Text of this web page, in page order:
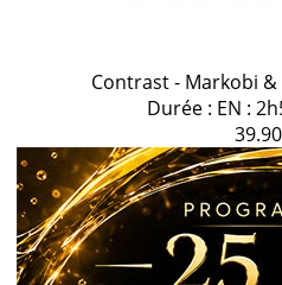
Contrast - Markobi
Durée : EN :